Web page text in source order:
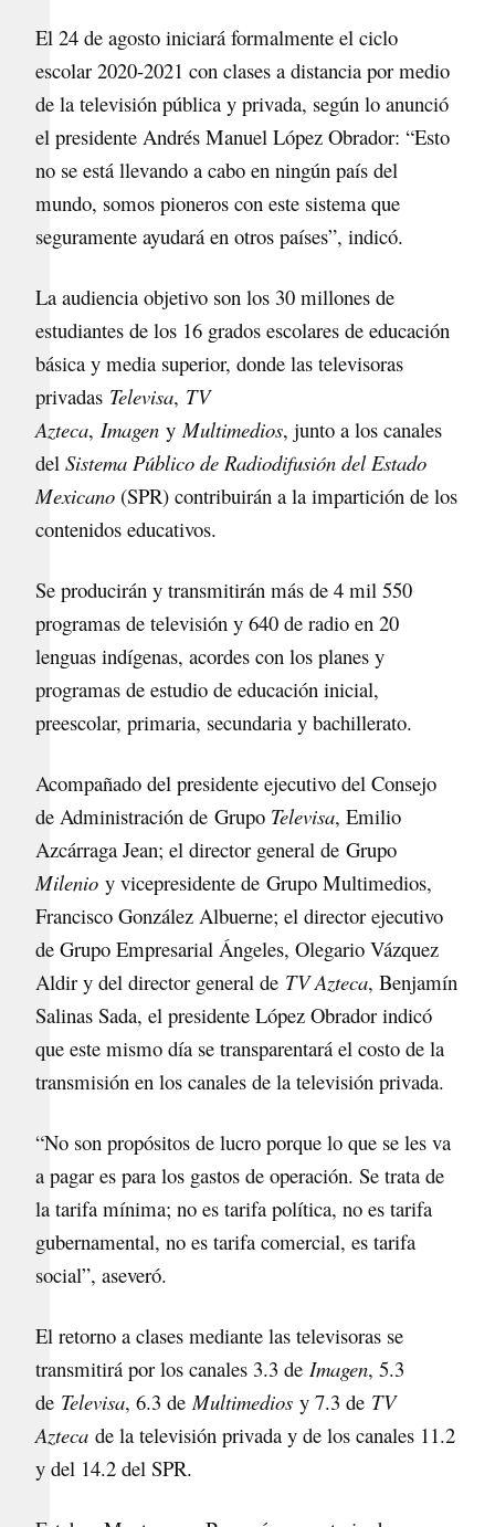
El 24 de agosto iniciará formalmente el ciclo
escolar 2020-2021 con clases a distancia por medio
de la televisión pública y privada, según lo anunció
el presidente Andrés Manuel López Obrador: “Esto
no se está llevando a cabo en ningún país del
mundo, somos pioneros con este sistema que
seguramente ayudará en otros países”, indicó.
La audiencia objetivo son los 30 millones de
estudiantes de los 16 grados escolares de educación
básica y media superior, donde las televisoras
privadas Televisa, TV
Azteca,ImagenyMultimedios, junto a los canales
delSistema Público de Radiodifusión del Estado
Mexicano (SPR) contribuirán a la impartición de los
contenidos educativos.
Se producirán y transmitirán más de 4 mil 550
programas de televisión y 640 de radio en 20
lenguas indígenas, acordes con los planes y
programas de estudio de educación inicial,
preescolar, primaria, secundaria y bachillerato.
Acompañado del presidente ejecutivo del Consejo
de Administración de Grupo Televisa, Emilio
Azcárraga Jean; el director general de Grupo
Milenioy vicepresidente de Grupo Multimedios,
Francisco González Albuerne; el director ejecutivo
de Grupo Empresarial Ángeles, Olegario Vázquez
Aldir y del director general de TV Azteca, Benjamín
Salinas Sada, el presidente López Obrador indicó
que este mismo día se transparentará el costo de la
transmisión en los canales de la televisión privada.
“No son propósitos de lucro porque lo que se les va
a pagar es para los gastos de operación. Se trata de
la tarifa mínima; no es tarifa política, no es tarifa
gubernamental, no es tarifa comercial, es tarifa
social”, aseveró.
El retorno a clases mediante las televisoras se
transmitirá por los canales 3.3 deImagen, 5.3
de Televisa, 6.3 deMultimediosy 7.3 de TV
Azteca de la televisión privada y de los canales 11.2
y del 14.2 del SPR.